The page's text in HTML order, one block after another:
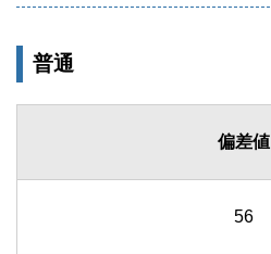
普通
偏差値
56